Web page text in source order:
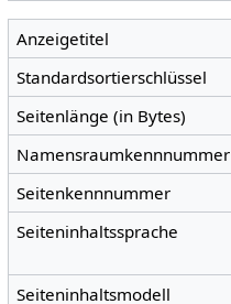
Anzeigetitel
Standardsortierschlüssel
Seitenlänge (in Bytes)
Namensraumkennnummer
Seitenkennnummer
Seiteninhaltssprache
Seiteninhaltsmodell